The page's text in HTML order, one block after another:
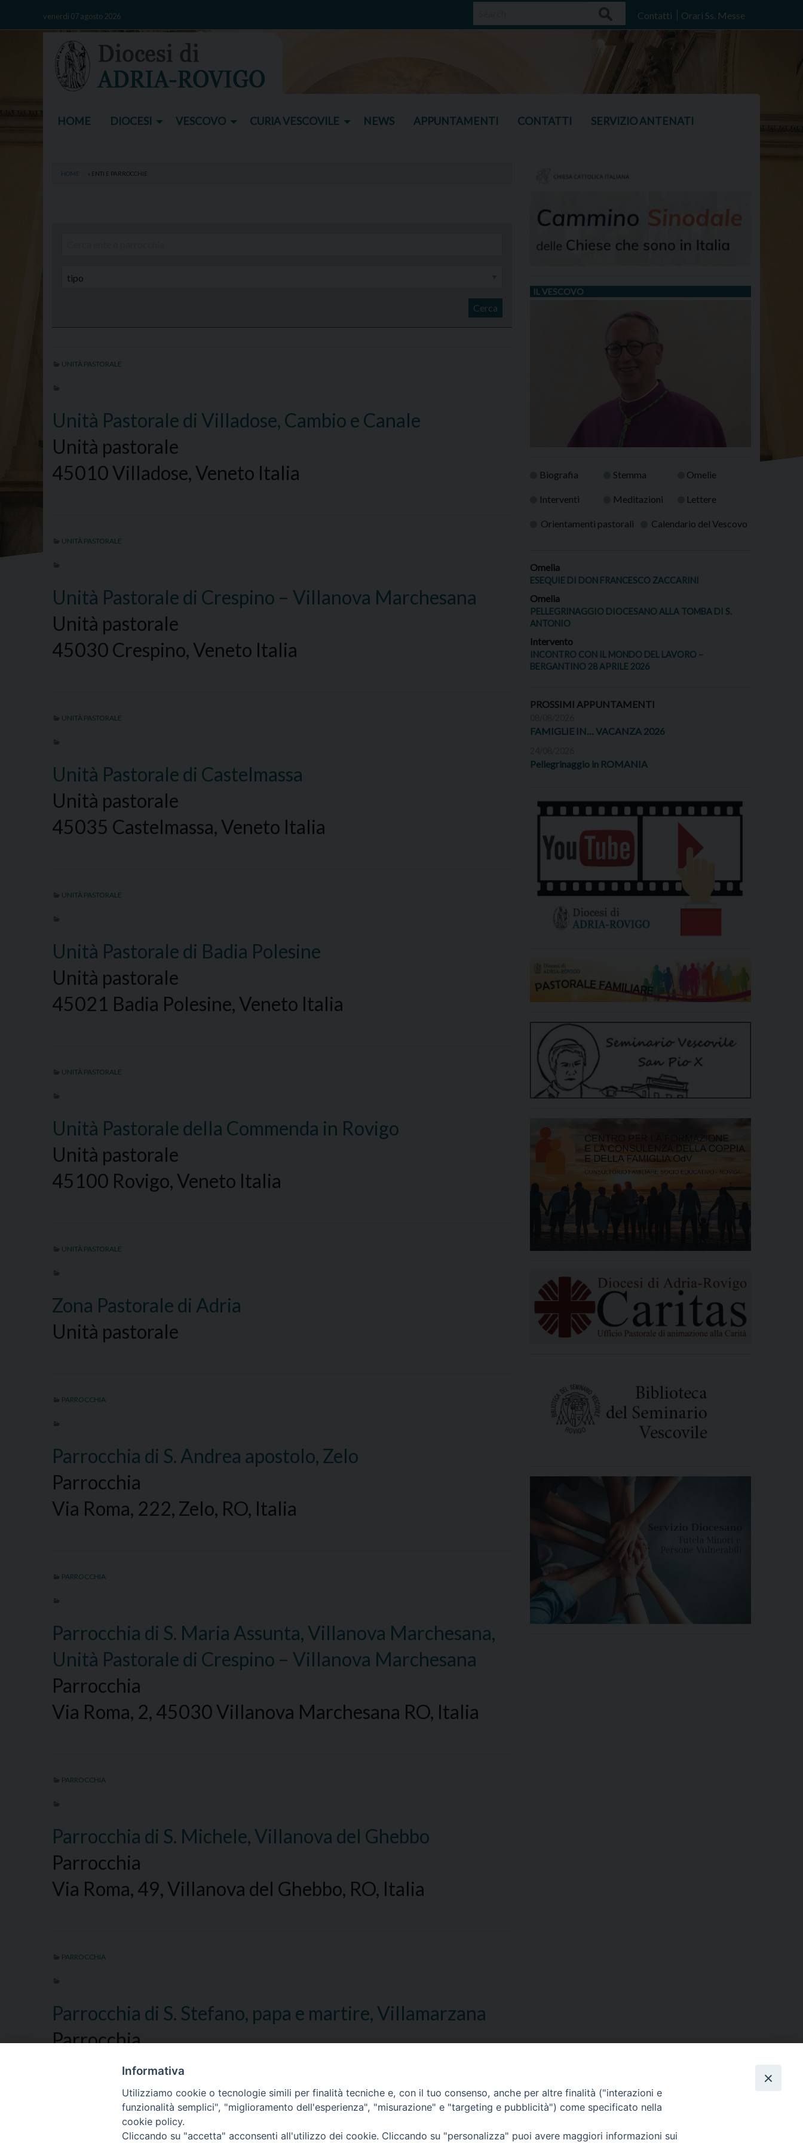
venerdì 07 agosto 2026 Contatti Orari Ss. Messe
HOME DIOCESI VESCOVO CURIA VESCOVILE NEWS APPUNTAMENTI CONTATTI SERVIZIO ANTENATI
HOME » ENTI E PARROCCHIE
Cerca
UNITÀ PASTORALE
Unità Pastorale di Villadose, Cambio e Canale
Unità pastorale
45010 Villadose, Veneto Italia
UNITÀ PASTORALE
Unità Pastorale di Crespino – Villanova Marchesana
Unità pastorale
45030 Crespino, Veneto Italia
UNITÀ PASTORALE
Unità Pastorale di Castelmassa
Unità pastorale
45035 Castelmassa, Veneto Italia
UNITÀ PASTORALE
Unità Pastorale di Badia Polesine
Unità pastorale
45021 Badia Polesine, Veneto Italia
UNITÀ PASTORALE
Unità Pastorale della Commenda in Rovigo
Unità pastorale
45100 Rovigo, Veneto Italia
UNITÀ PASTORALE
Zona Pastorale di Adria
Unità pastorale
PARROCCHIA
Parrocchia di S. Andrea apostolo, Zelo
Parrocchia
Via Roma, 222, Zelo, RO, Italia
PARROCCHIA
Parrocchia di S. Maria Assunta, Villanova Marchesana,
Unità Pastorale di Crespino – Villanova Marchesana
Parrocchia
Via Roma, 2, 45030 Villanova Marchesana RO, Italia
PARROCCHIA
Parrocchia di S. Michele, Villanova del Ghebbo
Parrocchia
Via Roma, 49, Villanova del Ghebbo, RO, Italia
PARROCCHIA
Parrocchia di S. Stefano, papa e martire, Villamarzana
Parrocchia
Via Chiesa, 1, Villamarzana, RO, Italia
12 Pagina successiva »
IL VESCOVO
Biografia Stemma Omelie
Interventi Meditazioni Lettere
Orientamenti pastorali Calendario del Vescovo
Omelia
ESEQUIE DI DON FRANCESCO ZACCARINI
Omelia
PELLEGRINAGGIO DIOCESANO ALLA TOMBA DI S.
ANTONIO
Intervento
INCONTRO CON IL MONDO DEL LAVORO –
BERGANTINO 28 APRILE 2026
PROSSIMI APPUNTAMENTI
FAMIGLIE IN… VACANZA 2026
Pellegrinaggio in ROMANIA
Informativa
Utilizziamo cookie o tecnologie simili per finalità tecniche e, con il tuo consenso, anche per altre finalità ("interazioni e
funzionalità semplici", "miglioramento dell'esperienza", "misurazione" e "targeting e pubblicità") come specificato nella
cookie policy.
Cliccando su "accetta" acconsenti all'utilizzo dei cookie. Cliccando su "personalizza" puoi avere maggiori informazioni sui